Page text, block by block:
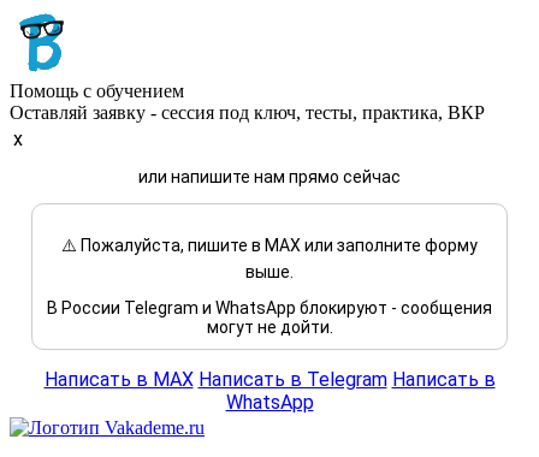
Помощь с обучением
Оставляй заявку - сессия под ключ, тесты, практика, ВКР
x
или напишите нам прямо сейчас
⚠️ Пожалуйста, пишите в MAX или заполните форму
выше.
В России Telegram и WhatsApp блокируют - сообщения
могут не дойти.
Написать в MAX Написать в Telegram Написать в
WhatsApp